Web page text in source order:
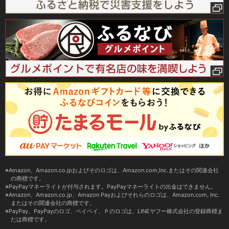
Amazon、Amazon.co.jpおよびそのロゴは、Amazon.com,Inc.またはその関連会社
の商標です。
PayPayマネーライトが付与されます。PayPayマネーライトの出金はできません。
Amazon、Amazon.co.jp、Amazon Payおよびそれらのロゴは、Amazon.com, Inc.
またはその関連会社の商標です。
PayPay、PayPayのロゴ、ペイペイ、Ｐのロゴは、LINEヤフー株式会社の登録商標ま
たは商標です。